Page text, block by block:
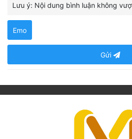
Lưu ý: Nội dung bình luận không
Emo
Gửi